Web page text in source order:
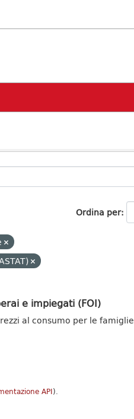
Ordina per
e impiegati (FOI)
al consumo per le
API).